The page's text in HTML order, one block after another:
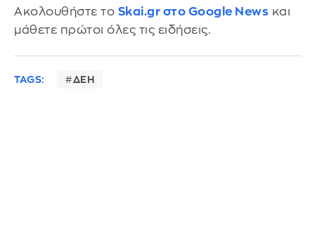
Ακολουθήστε το Skai.gr στο Google News και
μάθετε πρώτοι όλες τις ειδήσεις.
TAGS: ΔΕΗ